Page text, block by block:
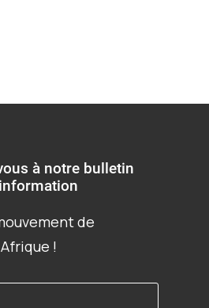
à notre bulletin
de
!